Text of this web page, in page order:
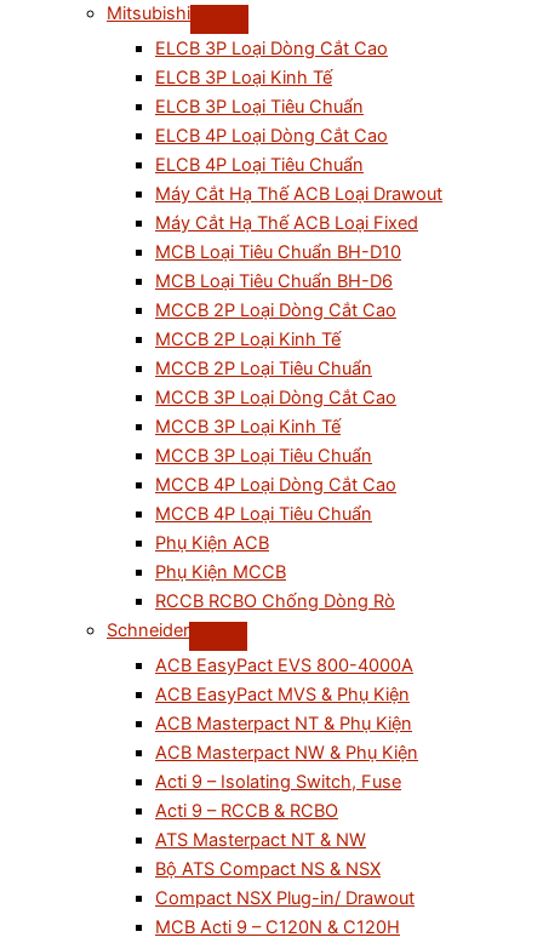
Mitsubishi
ELCB 3P Loại Dòng Cắt Cao
ELCB 3P Loại Kinh Tế
ELCB 3P Loại Tiêu Chuẩn
ELCB 4P Loại Dòng Cắt Cao
ELCB 4P Loại Tiêu Chuẩn
Máy Cắt Hạ Thế ACB Loại Drawout
Máy Cắt Hạ Thế ACB Loại Fixed
MCB Loại Tiêu Chuẩn BH-D10
MCB Loại Tiêu Chuẩn BH-D6
MCCB 2P Loại Dòng Cắt Cao
MCCB 2P Loại Kinh Tế
MCCB 2P Loại Tiêu Chuẩn
MCCB 3P Loại Dòng Cắt Cao
MCCB 3P Loại Kinh Tế
MCCB 3P Loại Tiêu Chuẩn
MCCB 4P Loại Dòng Cắt Cao
MCCB 4P Loại Tiêu Chuẩn
Phụ Kiện ACB
Phụ Kiện MCCB
RCCB RCBO Chống Dòng Rò
Schneider
ACB EasyPact EVS 800-4000A
ACB EasyPact MVS & Phụ Kiện
ACB Masterpact NT & Phụ Kiện
ACB Masterpact NW & Phụ Kiện
Acti 9 – Isolating Switch, Fuse
Acti 9 – RCCB & RCBO
ATS Masterpact NT & NW
Bộ ATS Compact NS & NSX
Compact NSX Plug-in/ Drawout
MCB Acti 9 – C120N & C120H